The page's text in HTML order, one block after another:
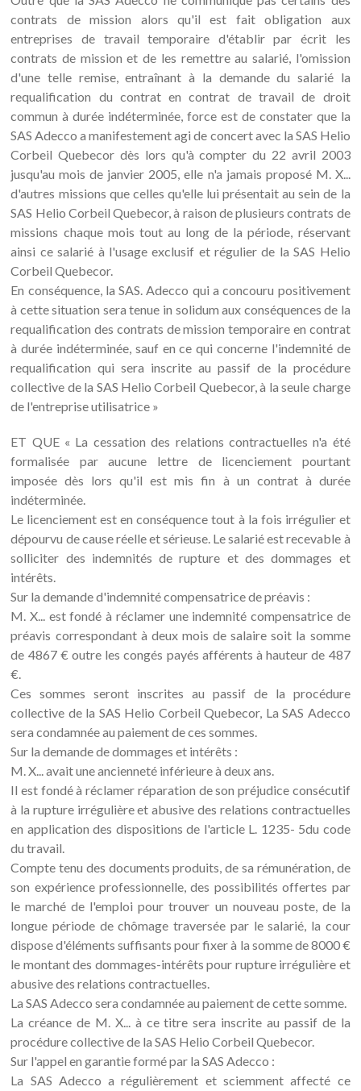
contrats de mission alors qu'il est fait obligation aux
entreprises de travail temporaire d'établir par écrit les
contrats de mission et de les remettre au salarié, l'omission
d'une telle remise, entraînant à la demande du salarié la
requalification du contrat en contrat de travail de droit
commun à durée indéterminée, force est de constater que la
SAS Adecco a manifestement agi de concert avec la SAS Helio
Corbeil Quebecor dès lors qu'à compter du 22 avril 2003
jusqu'au mois de janvier 2005, elle n'a jamais proposé M. X...
d'autres missions que celles qu'elle lui présentait au sein de la
SAS Helio Corbeil Quebecor, à raison de plusieurs contrats de
missions chaque mois tout au long de la période, réservant
ainsi ce salarié à l'usage exclusif et régulier de la SAS Helio
Corbeil Quebecor.
En conséquence, la SAS. Adecco qui a concouru positivement
à cette situation sera tenue in solidum aux conséquences de la
requalification des contrats de mission temporaire en contrat
à durée indéterminée, sauf en ce qui concerne l'indemnité de
requalification qui sera inscrite au passif de la procédure
collective de la SAS Helio Corbeil Quebecor, à la seule charge
de l'entreprise utilisatrice »
ET QUE « La cessation des relations contractuelles n'a été
formalisée par aucune lettre de licenciement pourtant
imposée dès lors qu'il est mis fin à un contrat à durée
indéterminée.
Le licenciement est en conséquence tout à la fois irrégulier et
dépourvu de cause réelle et sérieuse. Le salarié est recevable à
solliciter des indemnités de rupture et des dommages et
intérêts.
Sur la demande d'indemnité compensatrice de préavis :
M. X... est fondé à réclamer une indemnité compensatrice de
préavis correspondant à deux mois de salaire soit la somme
de 4867 € outre les congés payés afférents à hauteur de 487
€.
Ces sommes seront inscrites au passif de la procédure
collective de la SAS Helio Corbeil Quebecor, La SAS Adecco
sera condamnée au paiement de ces sommes.
Sur la demande de dommages et intérêts :
M. X... avait une ancienneté inférieure à deux ans.
Il est fondé à réclamer réparation de son préjudice consécutif
à la rupture irrégulière et abusive des relations contractuelles
en application des dispositions de l'article L. 1235- 5du code
du travail.
Compte tenu des documents produits, de sa rémunération, de
son expérience professionnelle, des possibilités offertes par
le marché de l'emploi pour trouver un nouveau poste, de la
longue période de chômage traversée par le salarié, la cour
dispose d'éléments suffisants pour fixer à la somme de 8000 €
le montant des dommages-intérêts pour rupture irrégulière et
abusive des relations contractuelles.
La SAS Adecco sera condamnée au paiement de cette somme.
La créance de M. X... à ce titre sera inscrite au passif de la
procédure collective de la SAS Helio Corbeil Quebecor.
Sur l'appel en garantie formé par la SAS Adecco :
La SAS Adecco a régulièrement et sciemment affecté ce